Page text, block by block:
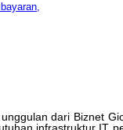
,
unggulan dari Biznet